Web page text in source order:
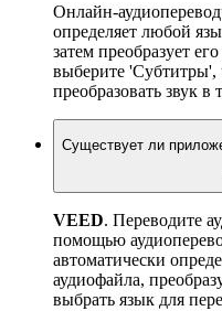
Онлайн-
определяет любой
затем преобразует
выберите 'Субтитры',
преобразовать звук в
Существует ли
VEED. Переводите
помощью
автоматически
аудиофайла,
выбрать язык для